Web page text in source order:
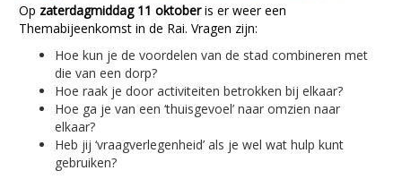
Op zaterdagmiddag 11 oktoberis er weer een
Themabijeenkomst in de Rai. Vragen zijn:
Hoe kun je de voordelen van de stad combineren met
die van een dorp?
Hoe raak je door activiteiten betrokken bij elkaar?
Hoe ga je van een ‘thuisgevoel’ naar omzien naar
elkaar?
Heb jij ‘vraagverlegenheid’ als je wel wat hulp kunt
gebruiken?